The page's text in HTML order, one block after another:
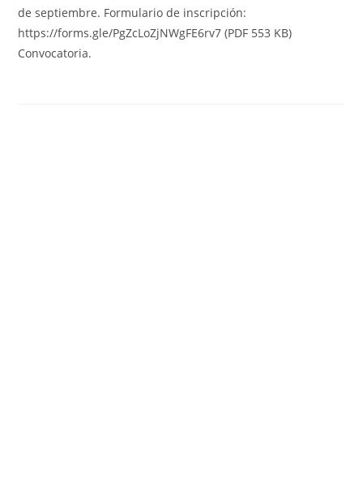
de septiembre. Formulario de inscripción:
https://forms.gle/PgZcLoZjNWgFE6rv7 (PDF 553 KB)
Convocatoria.